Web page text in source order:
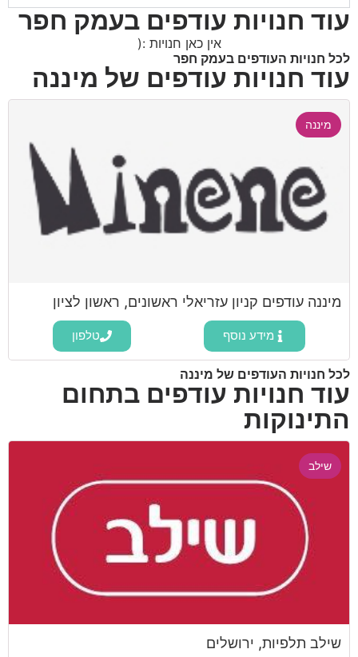
עוד חנויות עודפים בעמק חפר
אין כאן חנויות :(
לכל חנויות העודפים בעמק חפר
עוד חנויות עודפים של מיננה
מיננה
מיננה עודפים קניון עזריאלי ראשונים, ראשון לציון
מידע נוסף טלפון
לכל חנויות העודפים של מיננה
עוד חנויות עודפים בתחום
התינוקות
שילב
שילב תלפיות, ירושלים